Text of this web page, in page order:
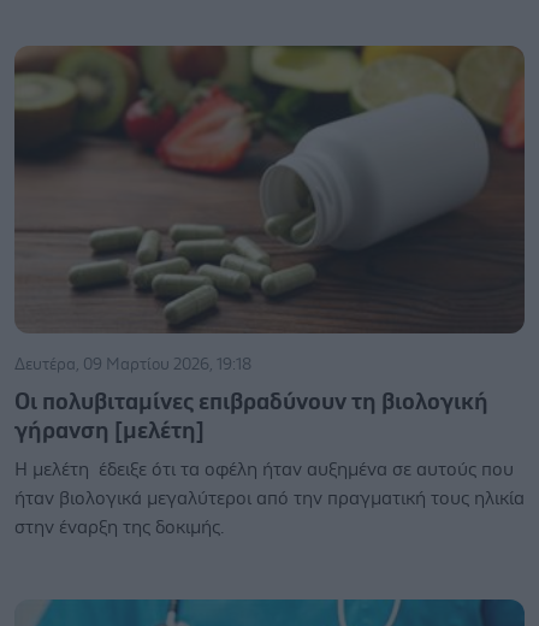
Δευτέρα, 09 Μαρτίου 2026, 19:18
Οι πολυβιταμίνες επιβραδύνουν τη βιολογική
γήρανση [μελέτη]
Η μελέτη έδειξε ότι τα οφέλη ήταν αυξημένα σε αυτούς που
ήταν βιολογικά μεγαλύτεροι από την πραγματική τους ηλικία
στην έναρξη της δοκιμής.